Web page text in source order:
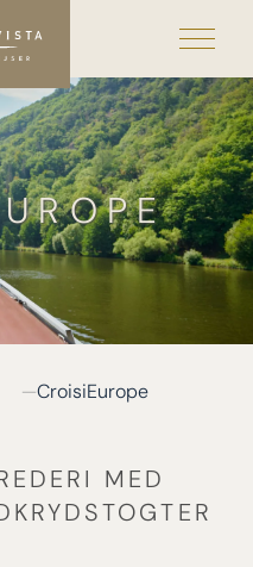
CroisiEurope
MED